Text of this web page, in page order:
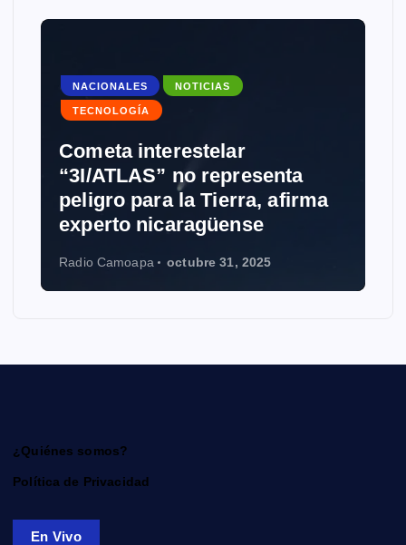
NACIONALES NOTICIAS
TECNOLOGÍA
Cometa interestelar
“3I/ATLAS” no representa
peligro para la Tierra, afirma
experto nicaragüense
Radio Camoapa octubre 31, 2025
¿Quiénes somos?
Política de Privacidad
En Vivo